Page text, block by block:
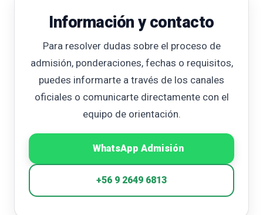
Información y contacto
Para resolver dudas sobre el proceso de
admisión, ponderaciones, fechas o requisitos,
puedes informarte a través de los canales
oficiales o comunicarte directamente con el
equipo de orientación.
WhatsApp Admisión
+56 9 2649 6813